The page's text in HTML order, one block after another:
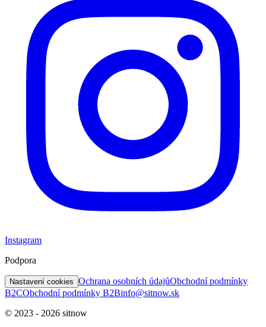
Instagram
Podpora
Nastavení cookies Ochrana osobních údajůObchodní podmínky
B2CObchodní podmínky B2Binfo@sitnow.sk
© 2023 - 2026 sitnow